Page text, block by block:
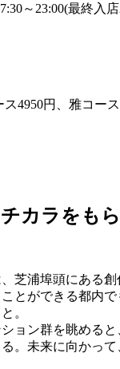
～23:00(最終入店
4950円、雅コー
カラをも
芝浦埠頭にあ
とができる都内
。
ョン群を眺め
。未来に向かっ